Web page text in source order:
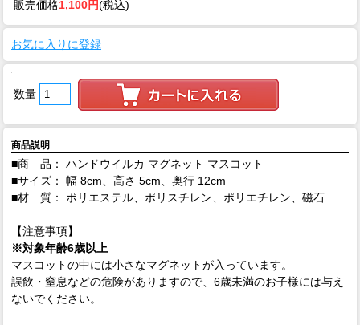
販売価格1,100円(税込)
お気に入りに登録
数量
商品説明
■商 品： ハンドウイルカ マグネット マスコット
■サイズ： 幅 8cm、高さ 5cm、奥行 12cm
■材 質： ポリエステル、ポリスチレン、ポリエチレン、磁石
【注意事項】
※対象年齢6歳以上
マスコットの中には小さなマグネットが入っています。
誤飲・窒息などの危険がありますので、6歳未満のお子様には与え
ないでください。